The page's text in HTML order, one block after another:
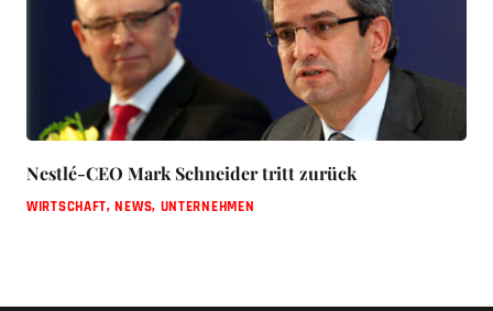
Nestlé-CEO Mark Schneider tritt zurück
WIRTSCHAFT,NEWS, UNTERNEHMEN